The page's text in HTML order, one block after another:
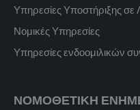
Υπηρεσίες Υποστήριξης σε
Νομικές Υπηρεσίες
Υπηρεσίες ενδοομιλικών
ΝΟΜΟΘΕΤΙΚΗ